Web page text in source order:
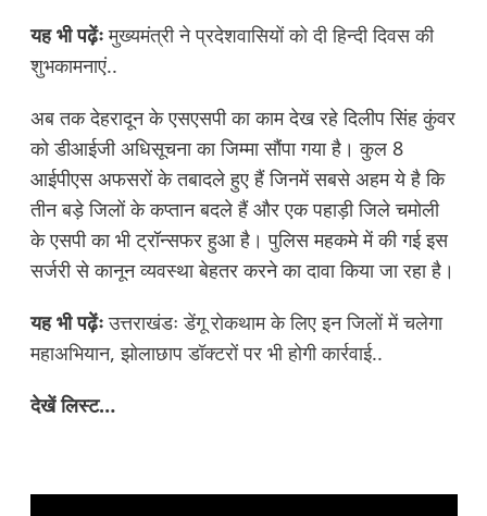
यह भी पढ़ेंः मुख्यमंत्री ने प्रदेशवासियों को दी हिन्दी दिवस की
शुभकामनाएं..
अब तक देहरादून के एसएसपी का काम देख रहे दिलीप सिंह कुंवर
को डीआईजी अधिसूचना का जिम्मा सौंपा गया है। कुल 8
आईपीएस अफसरों के तबादले हुए हैं जिनमें सबसे अहम ये है कि
तीन बड़े जिलों के कप्तान बदले हैं और एक पहाड़ी जिले चमोली
के एसपी का भी ट्रॉन्सफर हुआ है। पुलिस महकमे में की गई इस
सर्जरी से कानून व्यवस्था बेहतर करने का दावा किया जा रहा है।
यह भी पढ़ेंः उत्तराखंडः डेंगू रोकथाम के लिए इन जिलों में चलेगा
महाअभियान, झोलाछाप डॉक्टरों पर भी होगी कार्रवाई..
देखें लिस्ट…